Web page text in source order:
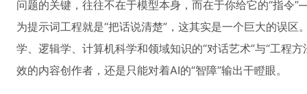
问题的关键，往往不在于模型本身，而在于你给它的“指令
为提示词工程就是“把话说清楚”，这其实是一个巨大的误
学、逻辑学、计算机科学和领域知识的“对话艺术”与“工程
效的内容创作者，还是只能对着AI的“智障”输出干瞪眼。